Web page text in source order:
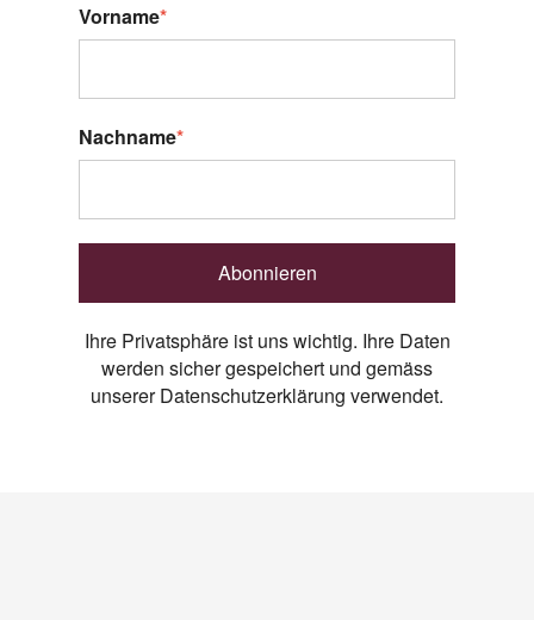
Vorname*
Nachname*
Abonnieren
Ihre Privatsphäre ist uns wichtig. Ihre Daten
werden sicher gespeichert und gemäss
unserer Datenschutzerklärung verwendet.